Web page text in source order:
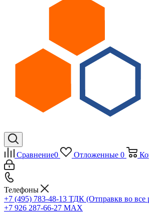
Сравнение0 Отложенные 0
Телефоны
+7 (495) 783-48-13 ТДК (Отправкв во
+7 926 287-66-27 МАХ